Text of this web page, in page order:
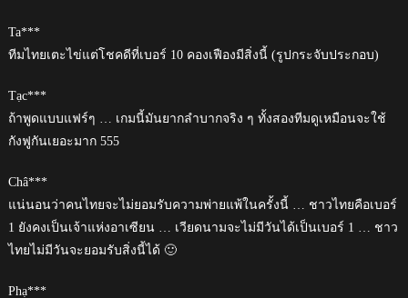
Ta***
ทีมไทยเตะไข่แต่โชคดีที่เบอร์ 10 คองเฟืองมีสิ่งนี้ (รูปกระจับประกอบ)
Tạc***
ถ้าพูดแบบแฟร์ๆ … เกมนี้มันยากลำบากจริง ๆ ทั้งสองทีมดูเหมือนจะใช้
กังฟูกันเยอะมาก 555
Châ***
แน่นอนว่าคนไทยจะไม่ยอมรับความพ่ายแพ้ในครั้งนี้ … ชาวไทยคือเบอร์
1 ยังคงเป็นเจ้าแห่งอาเซียน … เวียดนามจะไม่มีวันได้เป็นเบอร์ 1 … ชาว
ไทยไม่มีวันจะยอมรับสิ่งนี้ได้ 🙂
Phạ***